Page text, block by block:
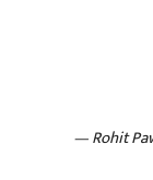
— Rohit